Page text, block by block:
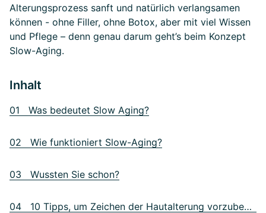
Alterungsprozess sanft und natürlich verlangsamen
können - ohne Filler, ohne Botox, aber mit viel Wissen
und Pflege – denn genau darum geht’s beim Konzept
Slow-Aging.
Inhalt
01 Was bedeutet Slow Aging?
02 Wie funktioniert Slow-Aging?
03 Wussten Sie schon?
04 10 Tipps, um Zeichen der Hautalterung vorzubeugen